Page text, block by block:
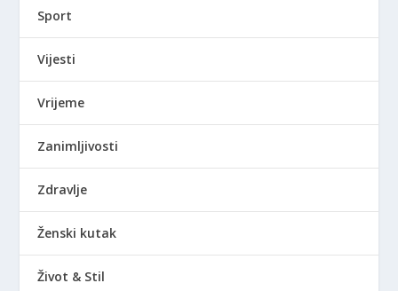
Sport
Vijesti
Vrijeme
Zanimljivosti
Zdravlje
Ženski kutak
Život & Stil